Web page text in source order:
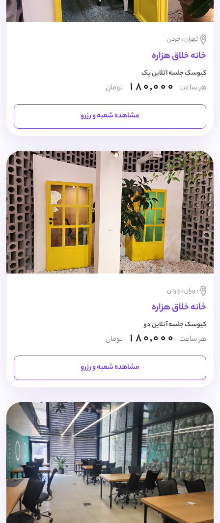
تهران ، جردن
خانه خلاق هزاره
کیوسک جلسه آنلاین یک
هر ساعت 180,000 تومان
مشاهده شعبه و رزرو
تهران ، جردن
خانه خلاق هزاره
کیوسک جلسه آنلاین دو
هر ساعت 180,000 تومان
مشاهده شعبه و رزرو